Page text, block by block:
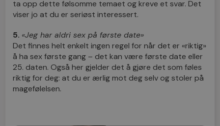
ta opp dette følsomme temaet og kreve et svar. Det
viser jo at du er seriøst interessert.
5. «Jeg har aldri sex på første date»
Det finnes helt enkelt ingen regel for når det er «riktig»
å ha sex første gang – det kan være første date eller
25. daten. Også her gjelder det å gjøre det som føles
riktig for deg: at du er ærlig mot deg selv og stoler på
magefølelsen.